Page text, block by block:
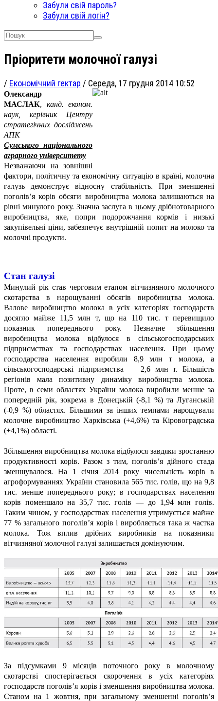
Забули свій пароль?
Забули свій логін?
Пріоритети молочної галузі
/ Економічний гектар / Середа, 17 грудня 2014 10:52
Олександр
МАСЛАК, канд. економ.
наук, керівник Центру
стратегічних досліджень
АПК
Сумського національного
аграрного університету
Незважаючи на зовнішні
фактори, політичну та економічну ситуацію в країні, молочна
галузь демонструє відносну стабільність. При зменшенні
поголів’я корів обсяги виробництва молока залишаються на
рівні минулого року. Значна заслуга в цьому дрібнотоварного
виробництва, яке, попри подорожчання кормів і низькі
закупівельні ціни, забезпечує внутрішній попит на молоко та
молочні продукти.
Стан галузі
Минулий рік став черговим етапом вітчизняного молочного
скотарства в нарощуванні обсягів виробництва молока.
Валове виробництво молока в усіх категоріях господарств
досягло майже 11,5 млн т, що на 110 тис. т перевищило
показник попереднього року. Незначне збільшення
виробництва молока відбулося в сільськогосподарських
підприємствах та господарствах населення. При цьому
господарства населення виробили 8,9 млн т молока, а
сільськогосподарські підприємства — 2,6 млн т. Більшість
регіонів мала позитивну динаміку виробництва молока.
Проте, в семи областях України молока виробили менше за
попередній рік, зокрема в Донецькій (-8,1 %) та Луганській
(-0,9 %) областях. Більшими за інших темпами нарощували
молочне виробництво Харківська (+4,6%) та Кіровоградська
(+4,1%) області.
Збільшення виробництва молока відбулося завдяки зростанню
продуктивності корів. Разом з тим, поголів’я дійного стада
зменшувалося. На 1 січня 2014 року чисельність корів в
агроформуваннях України становила 565 тис. голів, що на 9,8
тис. менше попереднього року; в господарствах населення
корів поменшало на 35,7 тис. голів — до 1,94 млн голів.
Таким чином, у господарствах населення утримується майже
77 % загального поголів’я корів і виробляється така ж частка
молока. Тож вплив дрібних виробників на показники
вітчизняної молочної галузі залишається домінуючим.
За підсумками 9 місяців поточного року в молочному
скотарстві спостерігається скорочення в усіх категоріях
господарств поголів’я корів і зменшення виробництва молока.
Станом на 1 жовтня, при загальному зменшенні поголів’я